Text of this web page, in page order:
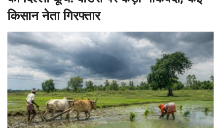
किसान नेता गिरफ्तार